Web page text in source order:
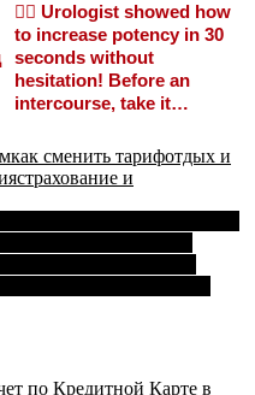
❤️‍🔥 Urologist showed how
to increase potency in 30
seconds without
hesitation! Before an
intercourse, take it…
как сменить тарифотдых и
страхование и